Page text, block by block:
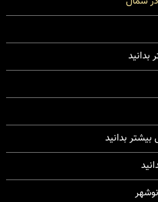
بدانید
بدانید